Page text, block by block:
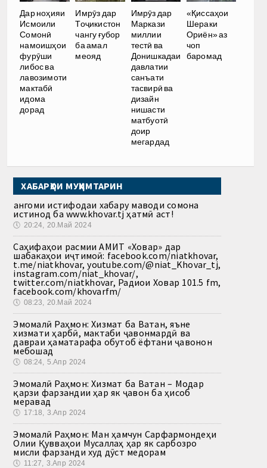
Дар ноҳияи
Исмоили
Сомонӣ
намоишҳои
фурӯши
либос ва
лавозимоти
мактабӣ
идома
дорад
Имрӯз дар
Тоҷикистон
чангу ғубор
ба амал
меояд
Имрӯз дар
Маркази
миллии
тестӣ ва
Донишкадаи
давлатии
санъати
тасвирӣ ва
дизайн
нишасти
матбуотӣ
доир
мегардад
«Қиссаҳои
Шераки
Ориён» аз
чоп
баромад
ХАБАРҲОИ МУҲИМТАРИН
Ҳангоми истифодаи хабару маводи сомона
истинод ба www.khovar.tj ҳатмӣ аст!
🕔 20:24, 20.Май 2024
Саҳифаҳои расмии АМИТ «Ховар» дар
шабакаҳои иҷтимоӣ: facebook.com/niatkhovar,
t.me/niatkhovar, youtube.com/@niat_Khovar_tj,
instagram.com/niat_khovar/,
twitter.com/niatkhovar, Радиои Ховар 101.5 fm,
facebook.com/khovarfm/
🕔 08:23, 20.Май 2024
Эмомалӣ Раҳмон: Хизмат ба Ватан, яъне
хизмати ҳарбӣ, мактаби ҷавонмардӣ ва
давраи ҳаматарафа обутоб ёфтани ҷавонон
мебошад
🕔 08:24, 5.Апр 2024
Эмомалӣ Раҳмон: Хизмат ба Ватан – Модар
қарзи фарзандии ҳар як ҷавон ба ҳисоб
меравад
🕔 17:18, 3.Апр 2024
Эмомалӣ Раҳмон: Ман ҳамчун Сарфармондеҳи
Олии Қувваҳои Мусаллаҳ ҳар як сарбозро
мисли фарзанди худ дӯст медорам
🕔 11:27, 3.Апр 2024